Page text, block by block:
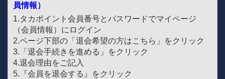
員情報）
1.タカポイント会員番号とパスワードでマイページ
（会員情報）にログイン
2.ページ下部の「退会希望の方はこちら」をクリック
3.「退会手続きを進める」をクリック
4.退会理由をご記入
5.『会員を退会する』をクリック